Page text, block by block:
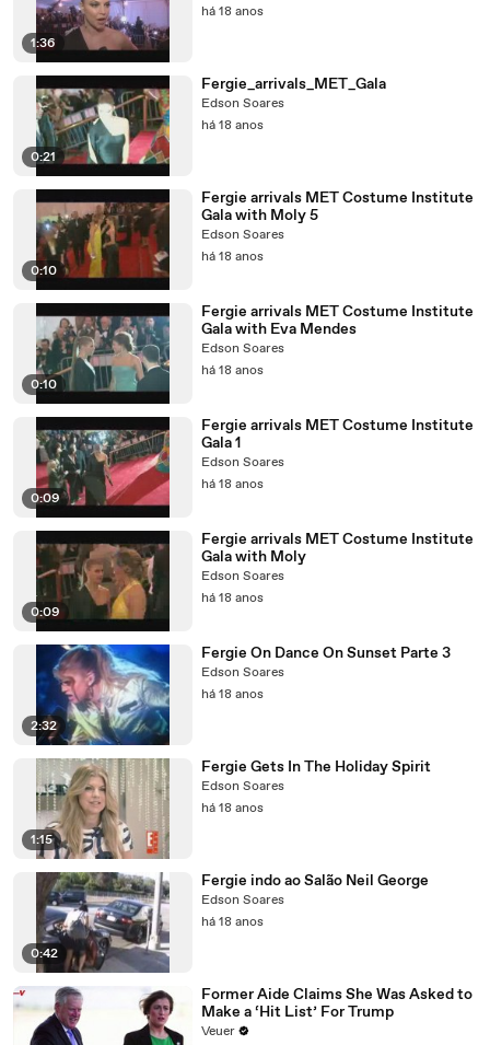
1:36
há 18 anos
0:21
Fergie_arrivals_MET_Gala
Edson Soares
há 18 anos
0:10
Fergie arrivals MET Costume Institute
Gala with Moly 5
Edson Soares
há 18 anos
0:10
Fergie arrivals MET Costume Institute
Gala with Eva Mendes
Edson Soares
há 18 anos
0:09
Fergie arrivals MET Costume Institute
Gala 1
Edson Soares
há 18 anos
0:09
Fergie arrivals MET Costume Institute
Gala with Moly
Edson Soares
há 18 anos
2:32
Fergie On Dance On Sunset Parte 3
Edson Soares
há 18 anos
1:15
Fergie Gets In The Holiday Spirit
Edson Soares
há 18 anos
0:42
Fergie indo ao Salão Neil George
Edson Soares
há 18 anos
Former Aide Claims She Was Asked to
Make a ‘Hit List’ For Trump
Veuer